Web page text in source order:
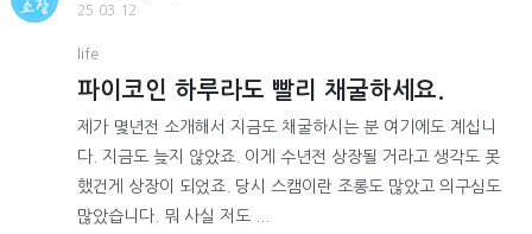
25.03.12
life
파이코인 하루라도 빨리 채굴하세요.
제가 몇년전 소개해서 지금도 채굴하시는 분 여기에도 계십니
다. 지금도 늦지 않았죠. 이게 수년전 상장될 거라고 생각도 못
했건게 상장이 되었죠. 당시 스캠이란 조롱도 많았고 의구심도
많았습니다. 뭐 사실 저도 ...